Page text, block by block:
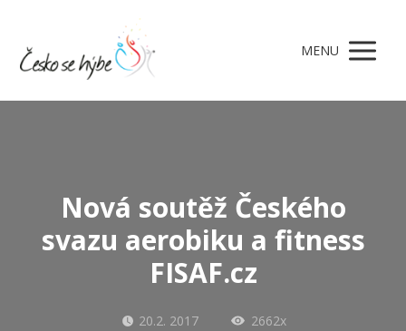
MENU
Nová soutěž Českého
svazu aerobiku a fitness
FISAF.cz
20.2. 2017 2662x